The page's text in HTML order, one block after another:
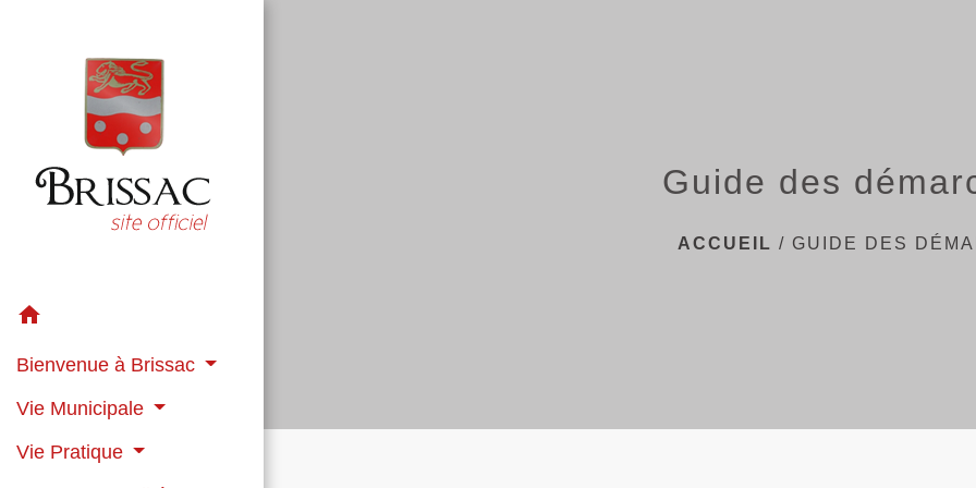
home
Bienvenue à Brissac
Vie Municipale
Vie Pratique
Guide des
ACCUEIL / GUIDE DES